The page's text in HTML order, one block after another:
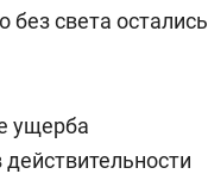
без света остались
ущерба